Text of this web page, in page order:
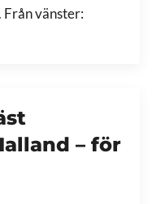
Från vänster:
– för